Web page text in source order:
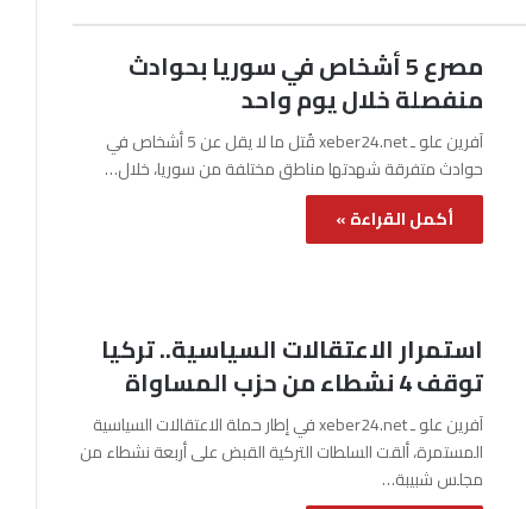
مصرع 5 أشخاص في سوريا بحوادث
منفصلة خلال يوم واحد
آفرين علو ـ xeber24.net قُتل ما لا يقل عن 5 أشخاص في
حوادث متفرقة شهدتها مناطق مختلفة من سوريا، خلال…
أكمل القراءة »
استمرار الاعتقالات السياسية.. تركيا
توقف 4 نشطاء من حزب المساواة
آفرين علو ـ xeber24.net في إطار حملة الاعتقالات السياسية
المستمرة، ألقت السلطات التركية القبض على أربعة نشطاء من
مجلس شبيبة…